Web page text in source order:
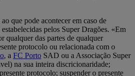
que pode acontecer em caso de
pelos Super Dragões. «Em
qualquer das partes de qualquer
protocolo ou relacionada com o
, a FC Porto SAD ou a Associação Super
na sua inteira discricionaridade;
protocolo; suspender o presente